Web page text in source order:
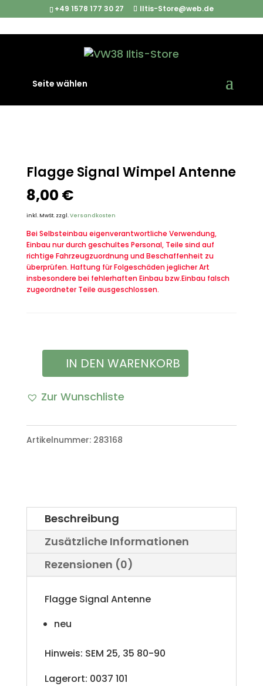
+49 1578 177 30 27 Iltis-Store@web.de
Seite wählen
Antenne
Flagge Signal Wimpel Antenne
8,00 €
inkl. MwSt. zzgl.Versandkosten
Bei Selbsteinbau eigenverantwortliche Verwendung,
Einbau nur durch geschultes Personal, Teile sind auf
richtige Fahrzeugzuordnung und Beschaffenheit zu
überprüfen. Haftung für Folgeschäden jeglicher Art
insbesondere bei fehlerhaften Einbau bzw.Einbau falsch
zugeordneter Teile ausgeschlossen.
Signal
Antenne
IN DEN WARENKORB
Zur Wunschliste
Artikelnummer: 283168
Beschreibung
Zusätzliche Informationen
Rezensionen (0)
Flagge Signal Antenne
neu
Hinweis: SEM 25, 35 80-90
Lagerort: 0037 101